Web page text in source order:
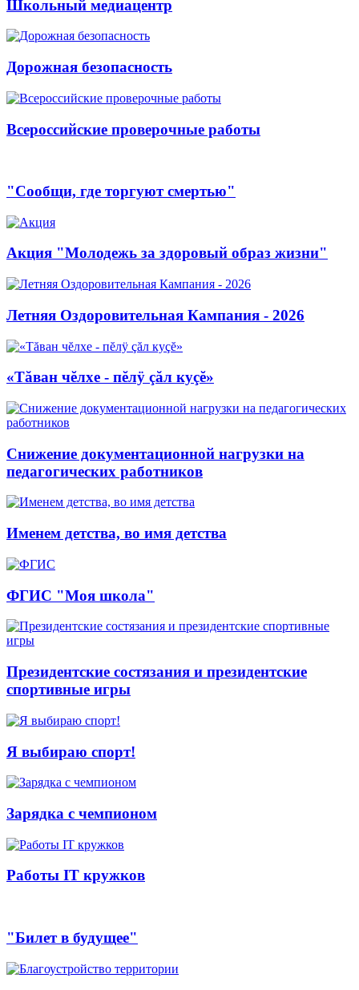
Школьный медиацентр
Дорожная безопасность
Всероссийские проверочные работы
"Сообщи, где торгуют смертью"
Акция "Молодежь за здоровый образ жизни"
Летняя Оздоровительная Кампания - 2026
«Тăван чĕлхе - пĕлÿ çăл куçĕ»
Снижение документационной нагрузки на
педагогических работников
Именем детства, во имя детства
ФГИС "Моя школа"
Президентские состязания и президентские
спортивные игры
Я выбираю спорт!
Зарядка с чемпионом
Работы IT кружков
"Билет в будущее"